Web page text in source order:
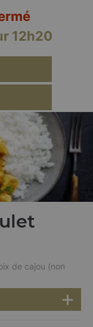
12h20
de cajou (non